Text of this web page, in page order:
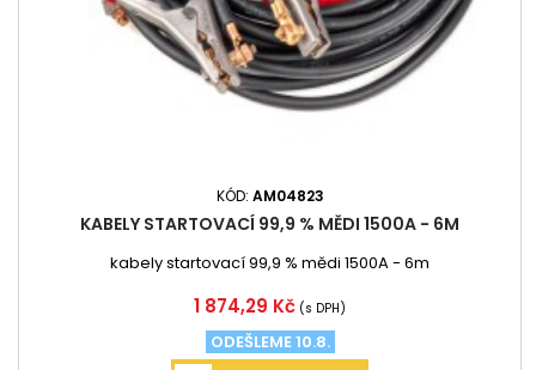
KÓD: AM04823
KABELY STARTOVACÍ 99,9 % MĚDI 1500A - 6M
kabely startovací 99,9 % mědi 1500A - 6m
Cena
1 874,29 Kč (s DPH)
ODEŠLEME 10.8.